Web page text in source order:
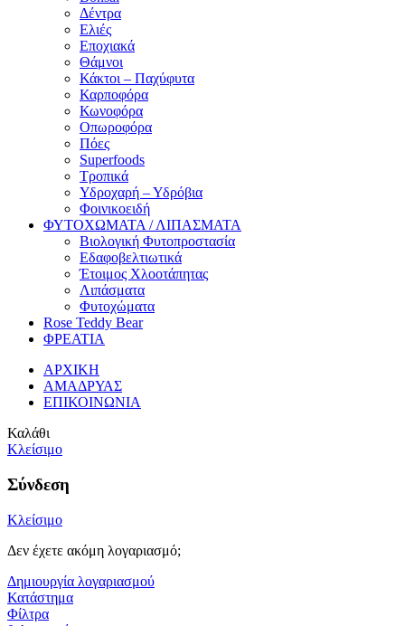
Δέντρα
Ελιές
Εποχιακά
Θάμνοι
Κάκτοι – Παχύφυτα
Καρποφόρα
Κωνοφόρα
Οπωροφόρα
Πόες
Superfoods
Τροπικά
Υδροχαρή – Υδρόβια
Φοινικοειδή
ΦΥΤΟΧΩΜΑΤΑ / ΛΙΠΑΣΜΑΤΑ
Βιολογική Φυτοπροστασία
Εδαφοβελτιωτικά
Έτοιμος Χλοοτάπητας
Λιπάσματα
Φυτοχώματα
Rose Teddy Bear
ΦΡΕΑΤΙΑ
ΑΡΧΙΚΗ
ΑΜΑΔΡΥΑΣ
ΕΠΙΚΟΙΝΩΝΙΑ
Καλάθι
Κλείσιμο
Σύνδεση
Κλείσιμο
Δεν έχετε ακόμη λογαριασμό;
Δημιουργία λογαριασμού
Κατάστημα
Φίλτρα